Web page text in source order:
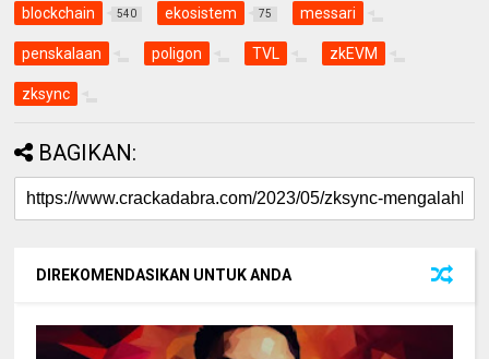
blockchain 540 ekosistem 75 messari
penskalaan poligon TVL zkEVM
zksync
BAGIKAN:
DIREKOMENDASIKAN UNTUK ANDA